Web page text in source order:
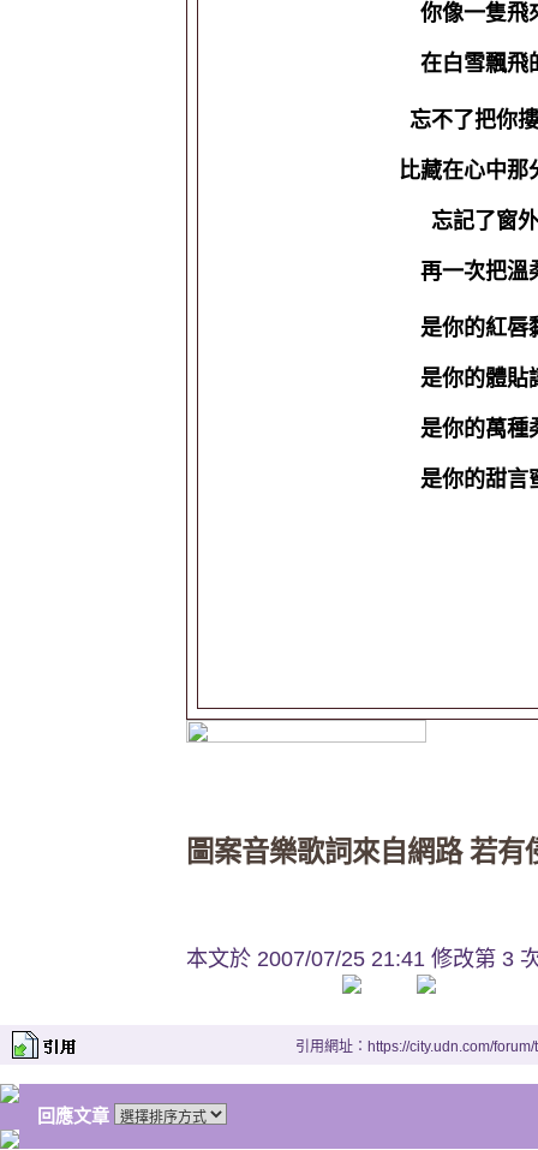
你像一隻飛
在白雪飄飛
忘不了把你
比藏在心中那
忘記了窗
再一次把溫
是你的紅唇
是你的體貼
是你的萬種
是你的甜言
圖案音樂歌詞來自網路 若
本文於 2007/07/25 21:41 修改第 3
引用網址：https://city.udn.com/
回應文章